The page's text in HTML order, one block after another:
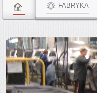
FABRYKA